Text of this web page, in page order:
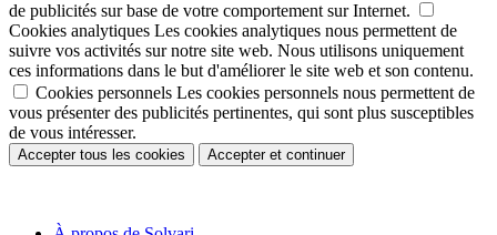
de publicités sur base de votre comportement sur Internet.
Cookies analytiques Les cookies analytiques nous permettent de
suivre vos activités sur notre site web. Nous utilisons uniquement
ces informations dans le but d'améliorer le site web et son contenu.
Cookies personnels Les cookies personnels nous permettent de
vous présenter des publicités pertinentes, qui sont plus susceptibles
de vous intéresser.
Accepter tous les cookies Accepter et continuer